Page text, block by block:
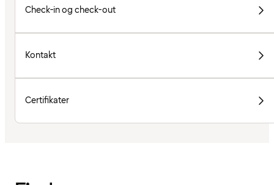
Check-in og check-out
Kontakt
Certifikater